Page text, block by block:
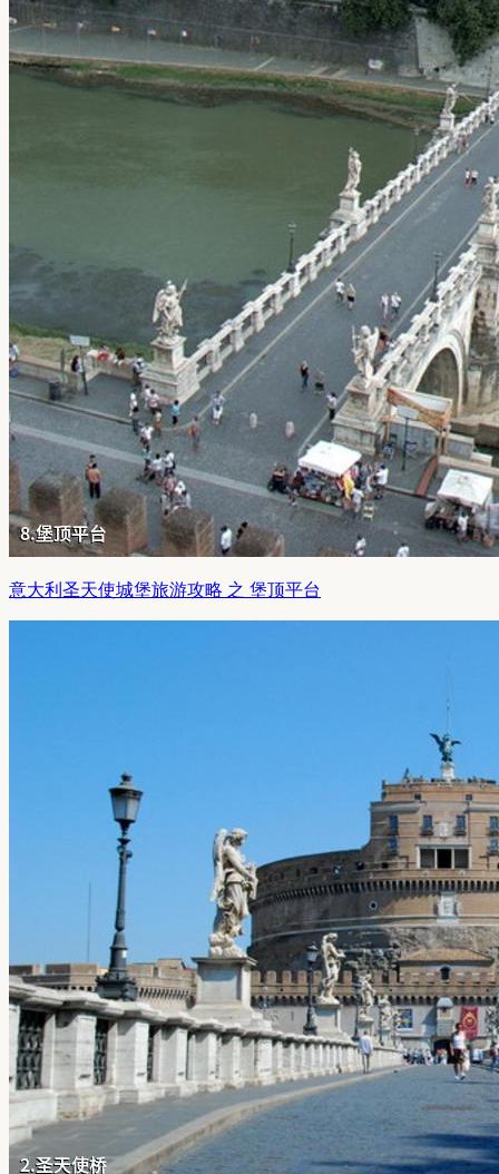
意大利圣天使城堡旅游攻略 之 堡顶平台